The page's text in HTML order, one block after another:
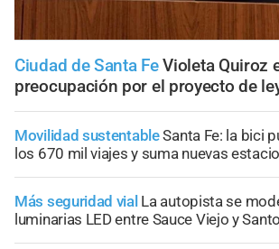
Ciudad de Santa Fe Violeta Quiroz
preocupación por el proyecto de
Movilidad sustentableSanta Fe: la bici
los 670 mil viajes y suma nuevas
Más seguridad vial La autopista se
luminarias LED entre Sauce Viejo y